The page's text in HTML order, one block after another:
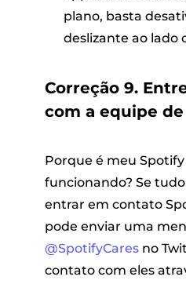
plano, basta
deslizante ao lado
Correção 9.
com a equipe
Porque é meu
funcionando? Se
entrar em contato
pode enviar uma
@SpotifyCaresno
contato com eles